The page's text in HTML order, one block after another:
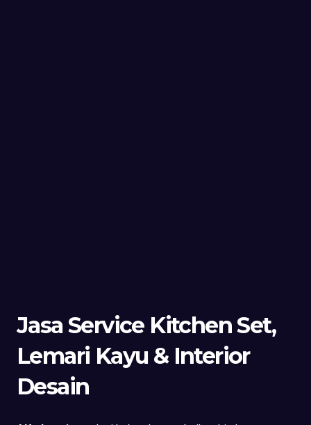
Jasa Service Kitchen Set,
Lemari Kayu & Interior
Desain